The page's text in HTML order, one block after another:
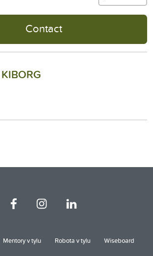
Contact
KIBORG
Mentory v tylu Robota v tylu Wiseboard